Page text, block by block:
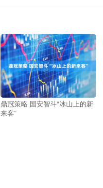
鼎冠策略 国安智斗“冰山上的新
来客”